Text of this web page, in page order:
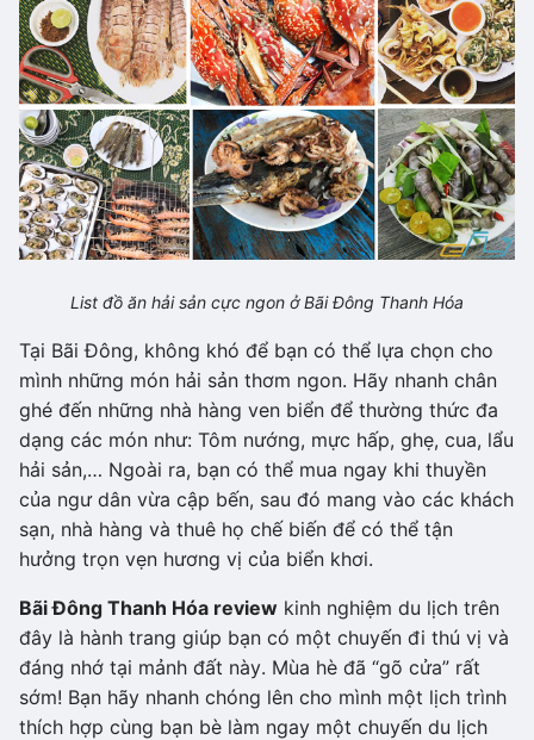
List đồ ăn hải sản cực ngon ở Bãi Đông Thanh Hóa
Tại Bãi Đông, không khó để bạn có thể lựa chọn cho
mình những món hải sản thơm ngon. Hãy nhanh chân
ghé đến những nhà hàng ven biển để thường thức đa
dạng các món như: Tôm nướng, mực hấp, ghẹ, cua, lẩu
hải sản,… Ngoài ra, bạn có thể mua ngay khi thuyền
của ngư dân vừa cập bến, sau đó mang vào các khách
sạn, nhà hàng và thuê họ chế biến để có thể tận
hưởng trọn vẹn hương vị của biển khơi.
Bãi Đông Thanh Hóa review kinh nghiệm du lịch trên
đây là hành trang giúp bạn có một chuyến đi thú vị và
đáng nhớ tại mảnh đất này. Mùa hè đã “gõ cửa” rất
sớm! Bạn hãy nhanh chóng lên cho mình một lịch trình
thích hợp cùng bạn bè làm ngay một chuyến du lịch